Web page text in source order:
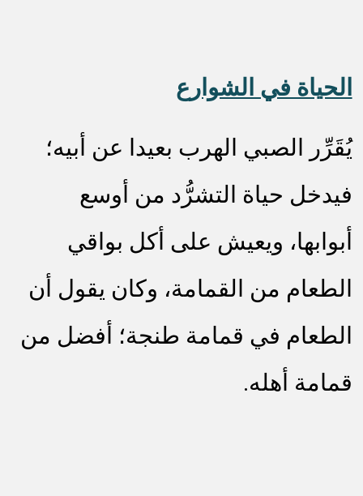
الحياة في الشوارع
يُقَرِّر الصبي الهرب بعيدا عن أبيه؛
فيدخل حياة التشرُّد من أوسع
أبوابها، ويعيش على أكل بواقي
الطعام من القمامة، وكان يقول أن
الطعام في قمامة طنجة؛ أفضل من
قمامة أهله.